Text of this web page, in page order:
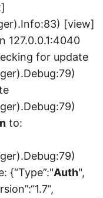
[view]
127.0.0.1:4040
for update
to:
{“Type”:"Auth",